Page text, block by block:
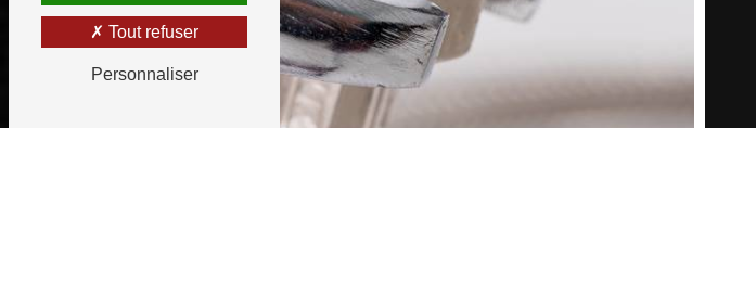
Tout refuser
Personnaliser